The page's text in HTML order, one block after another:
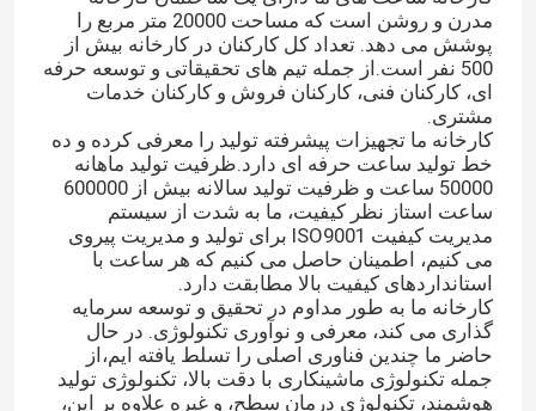
مدرن و روشن است که مساحت 20000 متر مربع را
پوشش می دهد. تعداد کل کارکنان در کارخانه بیش از
500 نفر است.از جمله تیم های تحقیقاتی و توسعه حرفه
ای، کارکنان فنی، کارکنان فروش و کارکنان خدمات
مشتری.
کارخانه ما تجهیزات پیشرفته تولید را معرفی کرده و ده
خط تولید ساعت حرفه ای دارد.ظرفیت تولید ماهانه
50000 ساعت و ظرفیت تولید سالانه بیش از 600000
ساعت استاز نظر کیفیت، ما به شدت از سیستم
مدیریت کیفیت ISO9001 برای تولید و مدیریت پیروی
می کنیم، اطمینان حاصل می کنیم که هر ساعت با
استانداردهای کیفیت بالا مطابقت دارد.
کارخانه ما به طور مداوم در تحقیق و توسعه سرمایه
گذاری می کند، معرفی و نوآوری تکنولوژی. در حال
حاضر ما چندین فناوری اصلی را تسلط یافته ایم،از
جمله تکنولوژی ماشینکاری با دقت بالا، تکنولوژی تولید
هوشمند، تکنولوژی درمان سطح، و غیره علاوه بر این،